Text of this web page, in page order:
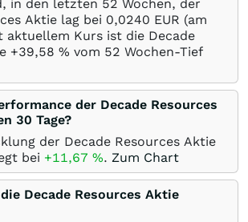
in den letzten 52 Wochen, der
Aktie lag bei 0,0240 EUR (am
aktuellem Kurs ist die Decade
+39,58 % vom 52 Wochen-Tief
der Decade Resources
30 Tage?
der Decade Resources Aktie
bei +11,67 %. Zum Chart
Decade Resources Aktie